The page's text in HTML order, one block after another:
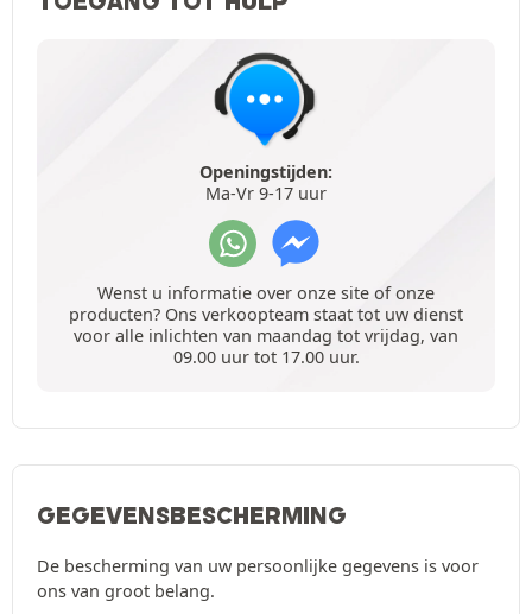
Openingstijden:
Ma-Vr 9-17 uur
Wenst u informatie over onze site of onze
producten? Ons verkoopteam staat tot uw dienst
voor alle inlichten van maandag tot vrijdag, van
09.00 uur tot 17.00 uur.
GEGEVENSBESCHERMING
De bescherming van uw persoonlijke gegevens is voor
ons van groot belang.